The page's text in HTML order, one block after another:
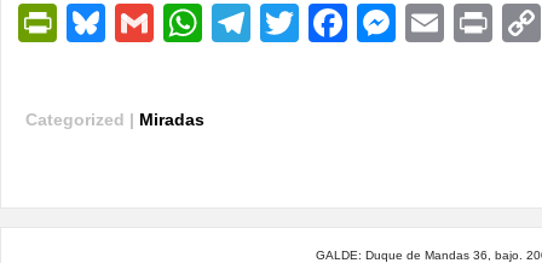
PrintFriendly
Bluesky
GmailWhatsApp
Telegram
TwitterFacebook
Email
Categorized | Miradas
GALDE: Duque de Mandas 36, bajo.